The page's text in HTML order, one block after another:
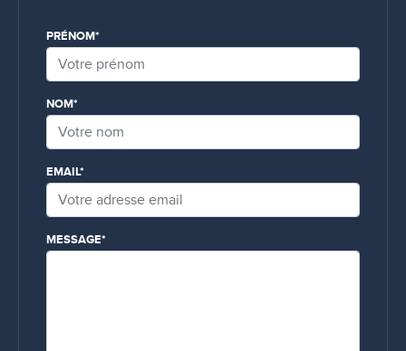
PRÉNOM*
NOM*
EMAIL*
MESSAGE*